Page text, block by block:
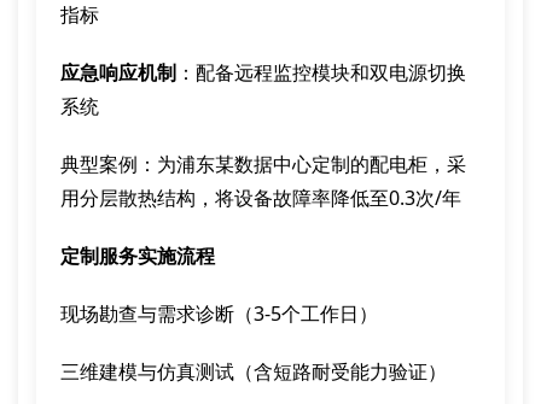
指标
应急响应机制 ：配备远程监控模块和双电源切换
系统
典型案例：为浦东某数据中心定制的配电柜，采
用分层散热结构，将设备故障率降低至0.3次/年
定制服务实施流程
现场勘查与需求诊断（3-5个工作日）
三维建模与仿真测试（含短路耐受能力验证）